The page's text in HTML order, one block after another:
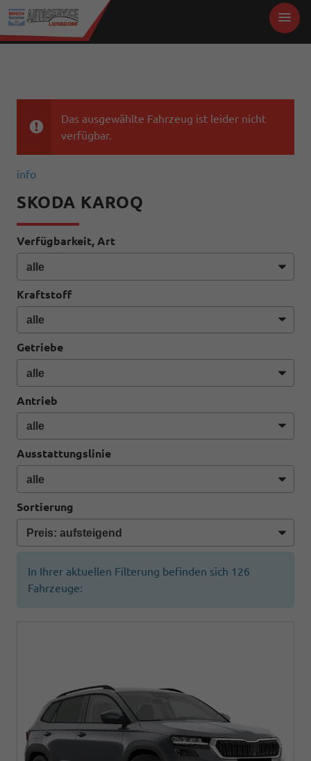
Das ausgewählte Fahrzeug ist leider nicht
verfügbar.
info
SKODA KAROQ
Verfügbarkeit, Art
Kraftstoff
Getriebe
Antrieb
Ausstattungslinie
Sortierung
In Ihrer aktuellen Filterung befinden sich 126
Fahrzeuge: